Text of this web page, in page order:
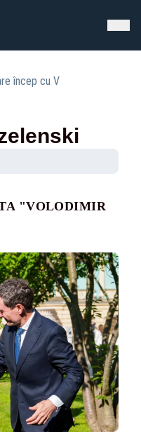
încep cu V
"VOLODIMIR